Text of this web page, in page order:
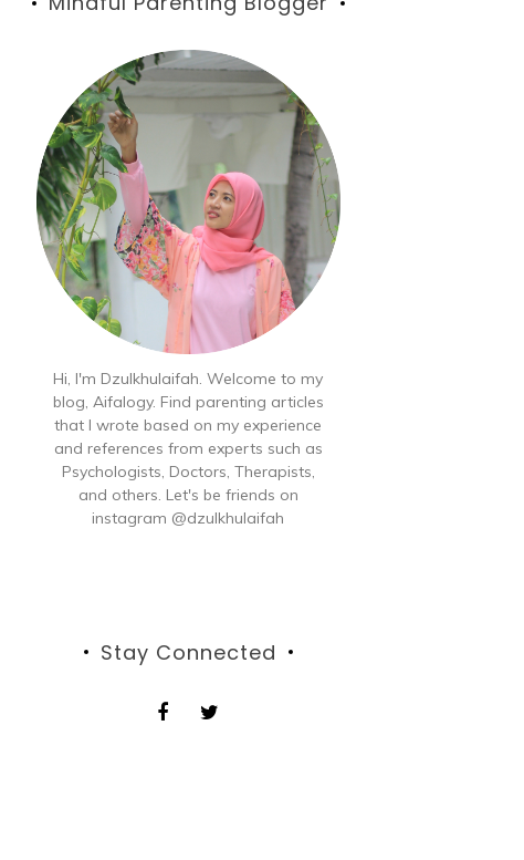
Hi, I'm Dzulkhulaifah. Welcome to my
blog, Aifalogy. Find parenting articles
that I wrote based on my experience
and references from experts such as
Psychologists, Doctors, Therapists,
and others. Let's be friends on
instagram @dzulkhulaifah
Stay Connected